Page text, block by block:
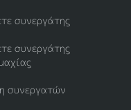
συνεργάτης
συνεργάτης
συνεργατών